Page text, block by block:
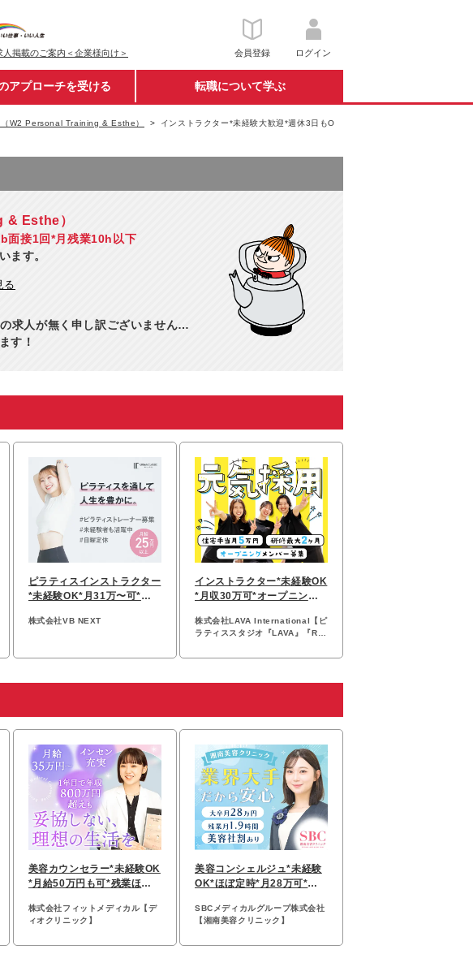
人掲載のご案内＜企業様向け＞ 会員登録 ログイン
アプローチを受ける 転職について学ぶ
（W2 Personal Training & Esthe）
インストラクター*未経験大歓迎*週休3日もO
& Esthe）
面接1回*月残業10h以下
ます。
る
求人が無く申し訳ございません…
す！
ピラティスインストラクター
*未経験OK*月31万〜可*残
株式会社VB NEXT
インストラクター*未経験OK
*月収30万可*オープニング
株式会社LAVA International【ピ
ラティススタジオ『LAVA』『Rin
美容カウンセラー*未経験OK
*月給50万円も可*残業ほぼ0
株式会社フィットメディカル【デ
ィオクリニック】
美容コンシェルジュ*未経験
OK*ほぼ定時*月28万可*社
SBCメディカルグループ株式会社
【湘南美容クリニック】